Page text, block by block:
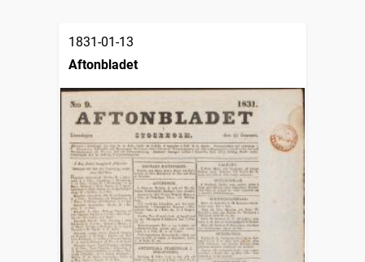
1831-01-13
Aftonbladet